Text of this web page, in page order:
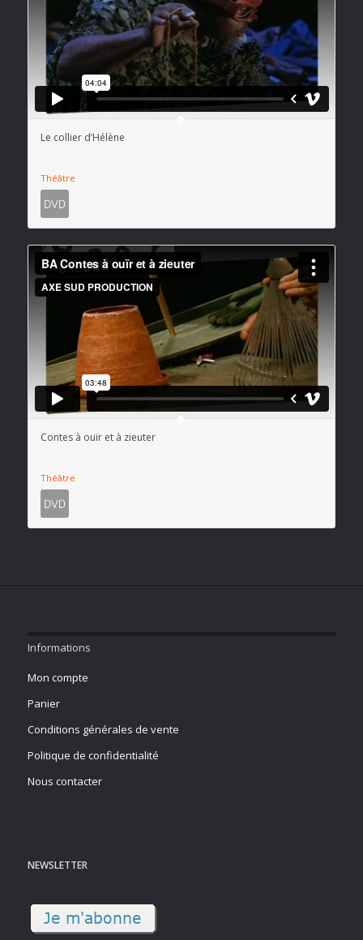
Le collier d’Hélène
Théâtre
Contes à ouïr et à zieuter
Théâtre
Informations
Mon compte
Panier
Conditions générales de vente
Politique de confidentialité
Nous contacter
NEWSLETTER